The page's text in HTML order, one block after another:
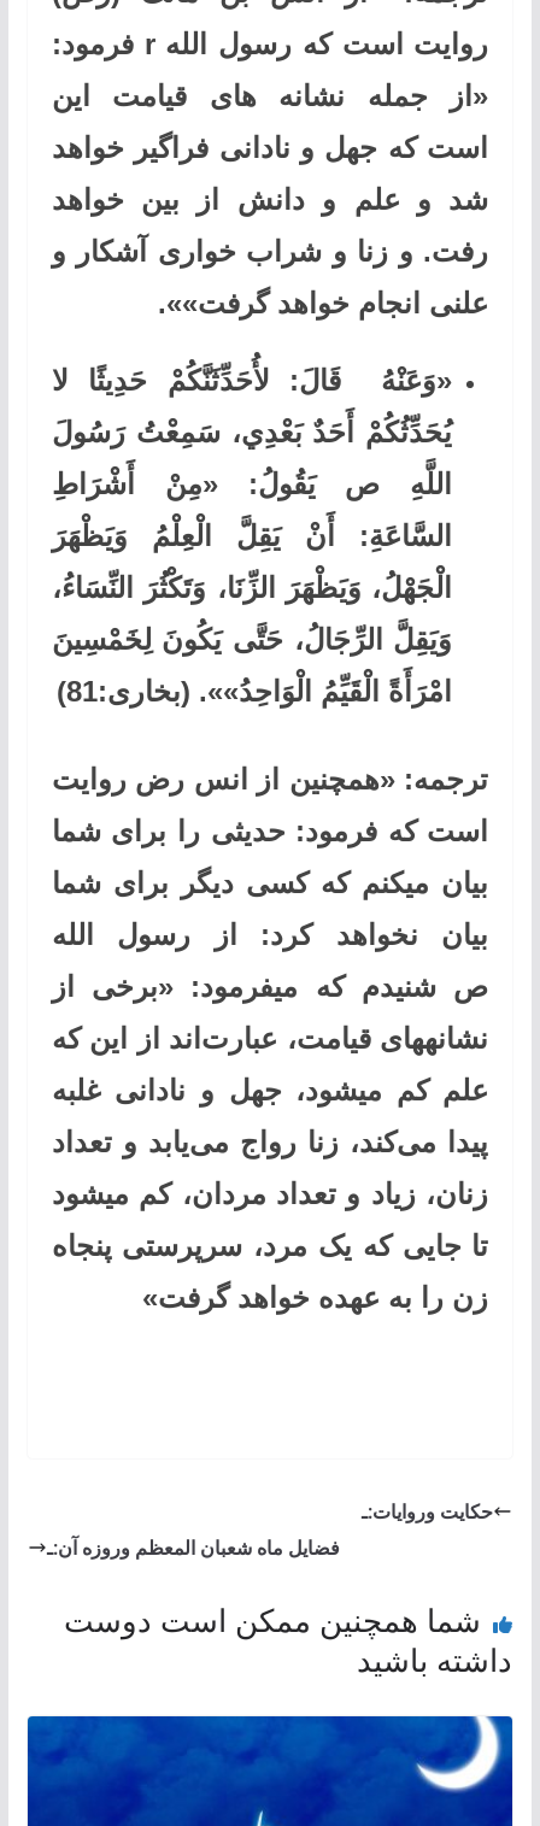
روایت است كه رسول الله r فرمود:
«از جمله نشانه های قیامت این
است كه جهل و نادانی فراگیر خواهد
شد و علم و دانش از بین خواهد
رفت. و زنا و شراب خواری آشكار و
علنی انجام خواهد گرفت»».
«وَعَنْهُ قَالَ: لأُحَدِّثَنَّكُمْ حَدِيثًا لا
يُحَدِّثُكُمْ أَحَدٌ بَعْدِي، سَمِعْتُ رَسُولَ
اللَّهِ ص يَقُولُ: «مِنْ أَشْرَاطِ
السَّاعَةِ: أَنْ يَقِلَّ الْعِلْمُ وَيَظْهَرَ
الْجَهْلُ، وَيَظْهَرَ الزِّنَا، وَتَكْثُرَ النِّسَاءُ،
وَيَقِلَّ الرِّجَالُ، حَتَّى يَكُونَ لِخَمْسِينَ
امْرَأَةً الْقَيِّمُ الْوَاحِدُ»». (بخارى:81)
ترجمه: «همچنین از انس رض روایت
است كه فرمود: حدیثی را برای شما
بیان می‏كنم كه كسی دیگر برای شما
بیان نخواهد كرد: از رسول الله
ص شنیدم كه می‏فرمود: «برخی از
نشانه‏های قیامت، عبارت‌اند از این كه
علم كم می‏شود، جهل و نادانی غلبه
پیدا می‌كند، زنا رواج می‌یابد و تعداد
زنان، زیاد و تعداد مردان، كم می‏شود
تا جایی كه یک مرد، سرپرستی پنجاه
زن را به عهده خواهد گرفت»
حکایت وروایات:ـ
فضايل ماه شعبان المعظم وروزه آن:ـ
شما همچنین ممکن است دوست
داشته باشید